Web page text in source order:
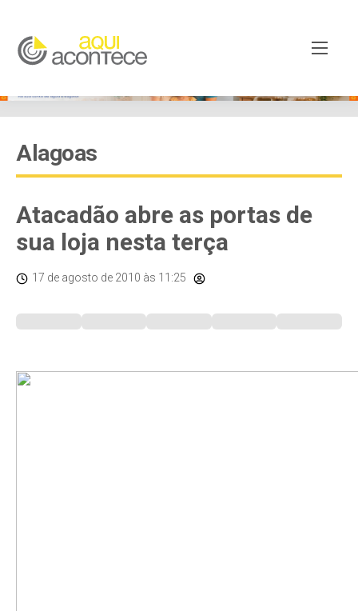
Alagoas
Atacadão abre as portas de
sua loja nesta terça
17 de agosto de 2010 às 11:25